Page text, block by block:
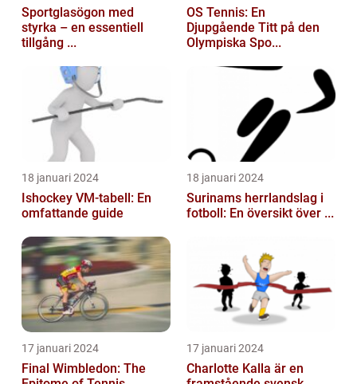
Sportglasögon med
styrka – en essentiell
tillgång ...
OS Tennis: En
Djupgående Titt på den
Olympiska Spo...
18 januari 2024
Ishockey VM-tabell: En
omfattande guide
18 januari 2024
Surinams herrlandslag i
fotboll: En översikt över ...
17 januari 2024
Final Wimbledon: The
17 januari 2024
Charlotte Kalla är en